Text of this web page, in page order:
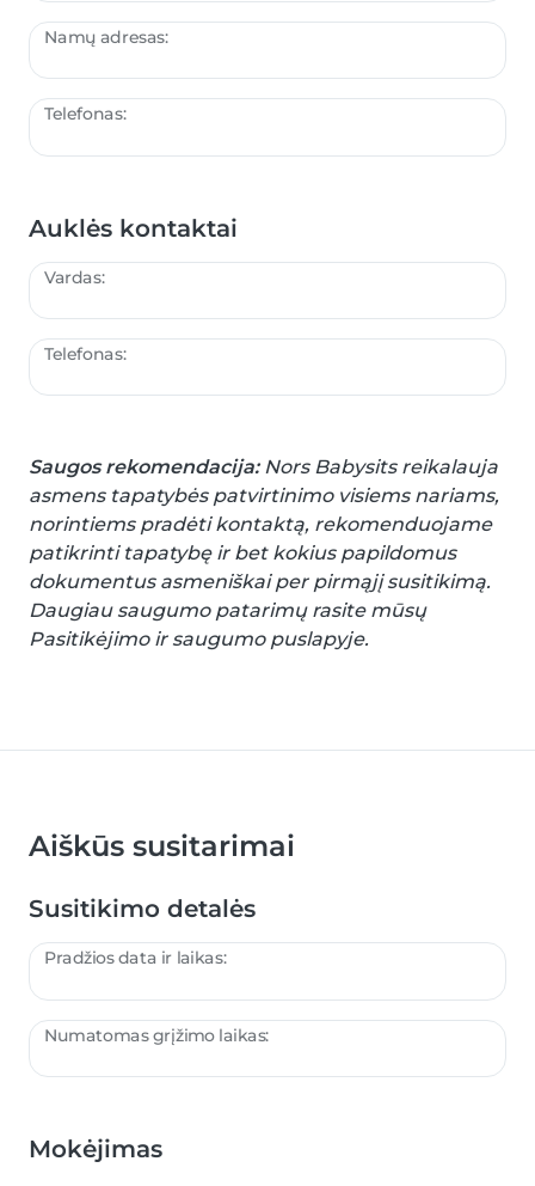
Namų adresas:
Telefonas:
Auklės kontaktai
Vardas:
Telefonas:
Saugos rekomendacija:Nors Babysits reikalauja
asmens tapatybės patvirtinimo visiems nariams,
norintiems pradėti kontaktą, rekomenduojame
patikrinti tapatybę ir bet kokius papildomus
dokumentus asmeniškai per pirmąjį susitikimą.
Daugiau saugumo patarimų rasite mūsų
Pasitikėjimo ir saugumo puslapyje.
Aiškūs susitarimai
Susitikimo detalės
Pradžios data ir laikas:
Numatomas grįžimo laikas:
Mokėjimas